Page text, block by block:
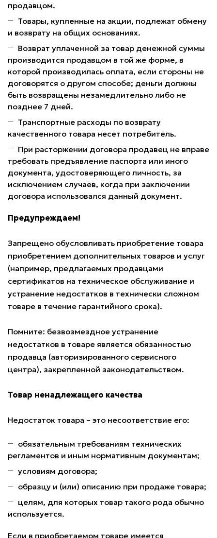
продавцом.
Товары, купленные на акции, подлежат обмену
и возврату на общих основаниях.
Возврат уплаченной за товар денежной суммы
производится продавцом в той же форме, в
которой производилась оплата, если стороны не
договорятся о другом способе; деньги должны
быть возвращены незамедлительно либо не
позднее 7 дней.
Транспортные расходы по возврату
качественного товара несет потребитель.
При расторжении договора продавец не вправе
требовать предъявление паспорта или иного
документа, удостоверяющего личность, за
исключением случаев, когда при заключении
договора использовался данный документ.
Предупреждаем!
Запрещено обусловливать приобретение товара
приобретением дополнительных товаров и услуг
(например, предлагаемых продавцами
сертификатов на техническое обслуживание и
устранение недостатков в технически сложном
товаре в течение гарантийного срока).
Помните: безвозмездное устранение
недостатков в товаре является обязанностью
продавца (авторизированного сервисного
центра), закрепленной законодательством.
Товар ненадлежащего качества
Недостаток товара – это несоответствие его:
обязательным требованиям технических
регламентов и иным нормативным документам;
условиям договора;
образцу и (или) описанию при продаже товара;
целям, для которых товар такого рода обычно
используется.
Если в приобретаемом товаре имеется